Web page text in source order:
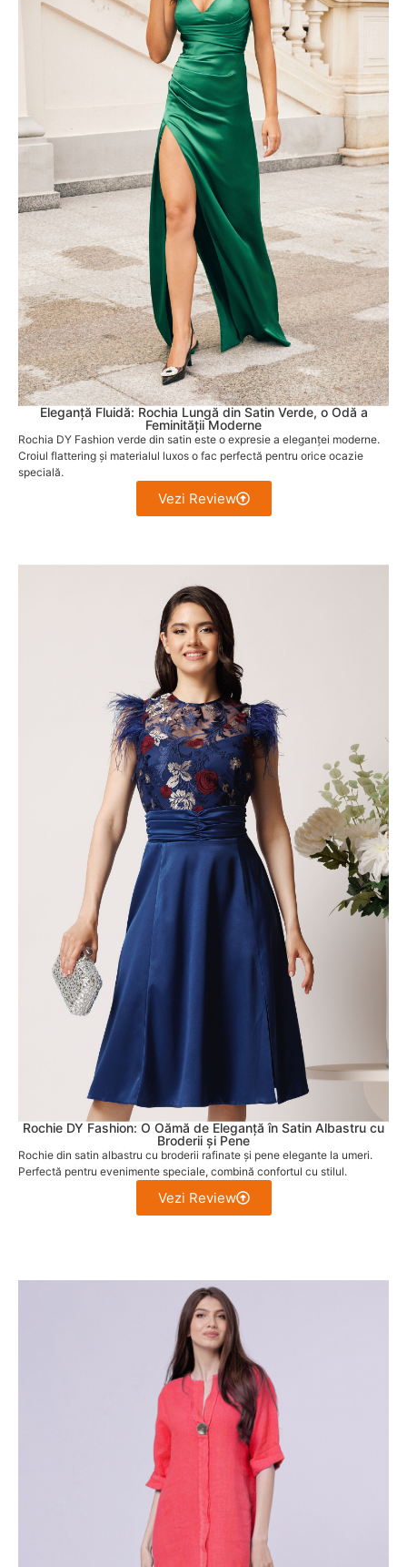
Eleganță Fluidă: Rochia Lungă din Satin Verde, o Odă a
Feminității Moderne
Rochia DY Fashion verde din satin este o expresie a eleganței moderne.
Croiul flattering și materialul luxos o fac perfectă pentru orice ocazie
specială.
Vezi Review
Rochie DY Fashion: O Oămă de Eleganță în Satin Albastru cu
Broderii și Pene
Rochie din satin albastru cu broderii rafinate și pene elegante la umeri.
Perfectă pentru evenimente speciale, combină confortul cu stilul.
Vezi Review